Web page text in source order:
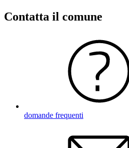
Contatta il comune
domande frequenti